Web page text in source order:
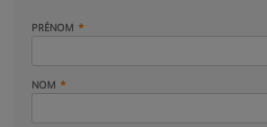
PRÉNOM
NOM